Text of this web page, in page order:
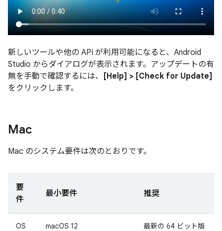
新しいツールや他の API が利用可能になると、Android
Studio からダイアログが表示されます。アップデートの有
無を手動で確認するには、
[Help] > [Check for Update]
をクリックします。
Mac
Mac のシステム要件は次のとおりです。
要
件
最小要件 推奨
OS macOS 12
最新の 64 ビット版